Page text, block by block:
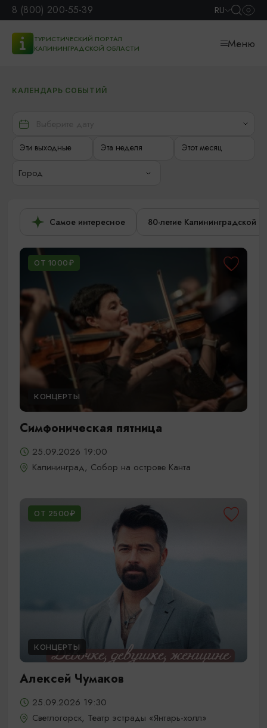
8 (800) 200-55-39 RU
ТУРИСТИЧЕСКИЙ ПОРТАЛ
КАЛИНИНГРАДСКОЙ ОБЛАСТИ
Меню
КАЛЕНДАРЬ СОБЫТИЙ
Эти выходные Эта неделя Этот месяц
Город
Самое интересное 80-летие Калининградской
ОТ 1000₽
КОНЦЕРТЫ
Симфоническая пятница
25.09.2026 19:00
Калининград, Собор на острове Канта
ОТ 2500₽
КОНЦЕРТЫ
Алексей Чумаков
25.09.2026 19:30
Светлогорск, Театр эстрады «Янтарь-холл»